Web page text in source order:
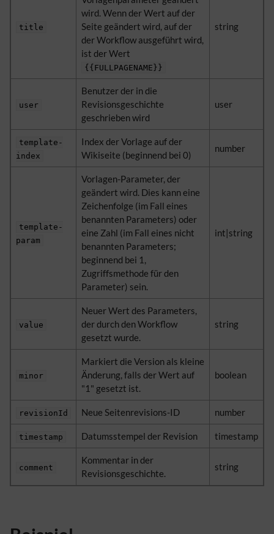
title
wird. Wenn der Wert auf der
Seite geändert wird, auf der
der Workflow ausgeführt wird,
ist der Wert
{{FULLPAGENAME}}
string
user
Benutzer der in die
Revisionsgeschichte
geschrieben wird
user
template-
index
Index der Vorlage auf der
Wikiseite (beginnend bei 0)
number
template-
param
Vorlagen-Parameter, der
geändert wird. Dies kann eine
Zeichenfolge (im Fall eines
benannten Parameters) oder
eine Zahl (im Fall eines nicht
benannten Parameters;
beginnend bei 1,
Zugriffsmethode für den
Parameter) sein.
int|string
value
Neuer Wert des Parameters,
der durch den Workflow
gesetzt wurde.
string
minor
Markiert die Version als kleine
Änderung, falls der Wert auf
"1" gesetzt ist.
boolean
revisionId Neue Seitenrevisions-ID number
timestamp Datumsstempel der Revision timestamp
comment
Kommentar in der
Revisionsgeschichte.
string